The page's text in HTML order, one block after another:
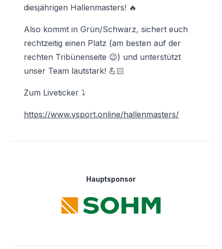
diesjährigen Hallenmasters! 🔥
Also kommt in Grün/Schwarz, sichert euch
rechtzeitig einen Platz (am besten auf der
rechten Tribünenseite 😉) und unterstützt
unser Team lautstark! 💪🏻
Zum Liveticker ⤵️
https://www.vsport.online/hallenmasters/
Hauptsponsor